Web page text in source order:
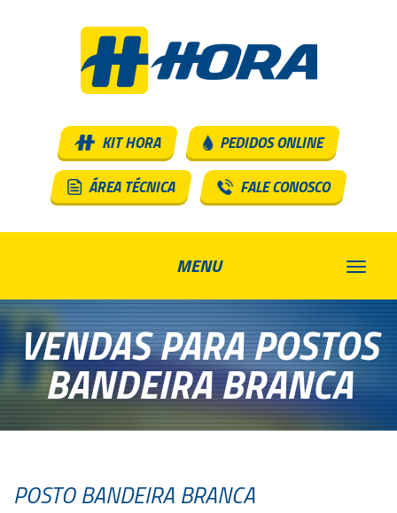
KIT HORA
PEDIDOS ONLINE
ÁREA TÉCNICA
FALE CONOSCO
MENU
VENDAS PARA POSTOS
BANDEIRA BRANCA
POSTO BANDEIRA BRANCA